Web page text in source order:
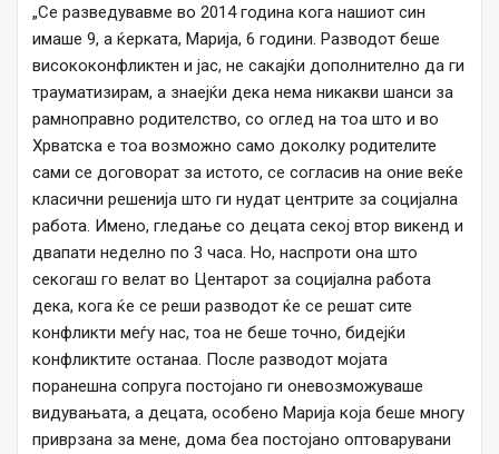
„Се разведувавме во 2014 година кога нашиот син
имаше 9, а ќерката, Марија, 6 години. Разводот беше
висококонфликтен и јас, не сакајќи дополнително да ги
трауматизирам, а знаејќи дека нема никакви шанси за
рамноправно родителство, со оглед на тоа што и во
Хрватска е тоа возможно само доколку родителите
сами се договорат за истото, се согласив на оние веќе
класични решенија што ги нудат центрите за социјална
работа. Имено, гледање со децата секој втор викенд и
двапати неделно по 3 часа. Но, наспроти она што
секогаш го велат во Центарот за социјална работа
дека, кога ќе се реши разводот ќе се решат сите
конфликти меѓу нас, тоа не беше точно, бидејќи
конфликтите останаа. После разводот мојата
поранешна сопруга постојано ги оневозможуваше
видувањата, а децата, особено Марија која беше многу
приврзана за мене, дома беа постојано оптоварувани